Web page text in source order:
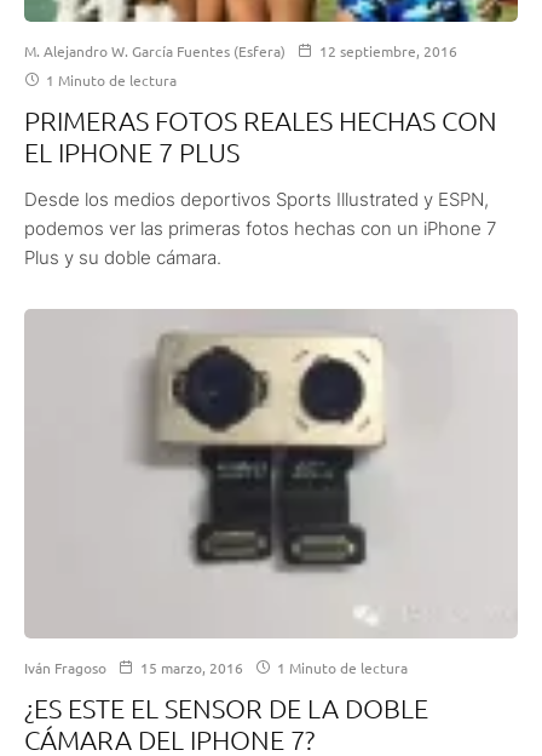
M. Alejandro W. García Fuentes (Esfera)
12 septiembre, 2016
1 Minuto de lectura
PRIMERAS FOTOS REALES HECHAS CON
EL IPHONE 7 PLUS
Desde los medios deportivos Sports Illustrated y ESPN,
podemos ver las primeras fotos hechas con un iPhone 7
Plus y su doble cámara.
Iván Fragoso 15 marzo, 2016 1 Minuto de lectura
¿ES ESTE EL SENSOR DE LA DOBLE
CÁMARA DEL IPHONE 7?